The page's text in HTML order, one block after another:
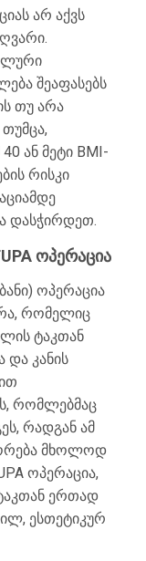
არ აქვს
შეაფასებს
თუ არა
ან მეტი BMI-
რისკი
დასჭირდეთ.
ოპერაცია
ოპერაცია
რომელიც
ტაკთან
და კანის
რომლებმაც
რადგან ამ
მხოლოდ
ოპერაცია,
ერთად
ესთეტიკურ